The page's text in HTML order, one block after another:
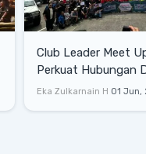
Club Leader Meet
Perkuat Hubungan
Dengan Komunitas
Eka Zulkarnain H 01 Jun,